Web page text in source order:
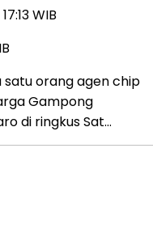
WIB
satu orang agen chip
Gampong
di ringkus Sat…